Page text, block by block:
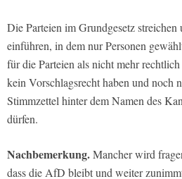
Die Parteien im Grundgesetz
einführen, in dem nur Personen
für die Parteien als nicht mehr
kein Vorschlagsrecht haben und noch
Stimmzettel hinter dem Namen des
dürfen.
Nachbemerkung.Mancher wird
dass die AfD bleibt und weiter